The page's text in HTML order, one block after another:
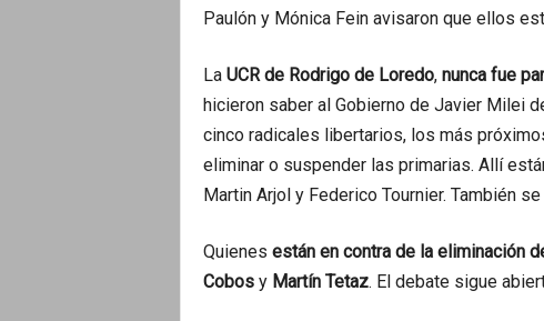
Paulón y Mónica Fein avisaron que ellos
La UCR de Rodrigo de Loredo, nunca fue
hicieron saber al Gobierno de Javier Milei
cinco radicales libertarios, los más
eliminar o suspender las primarias. Allí
Martin Arjol y Federico Tournier. También
Quienes están en contra de la eliminación
Cobosy Martín Tetaz. El debate sigue